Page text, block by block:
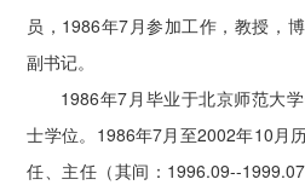
员，1986年7月参加工作，教授，
副书记。
1986年7月毕业于北京师范大
士学位。1986年7月至2002年10月
任、主任（其间：1996.09--